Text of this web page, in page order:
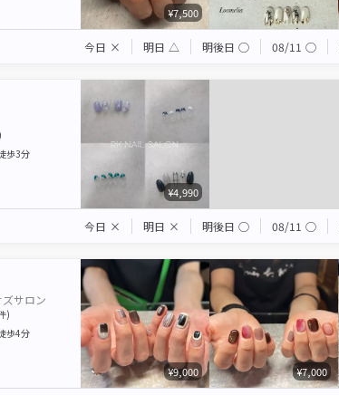
¥7,500
今日 × 明日 △ 明後日 ◯ 08/11 ◯
歩3分
¥4,990
今日 × 明日 × 明後日 ◯ 08/11 ◯
ズサロン
)
歩4分
¥9,000 ¥7,000